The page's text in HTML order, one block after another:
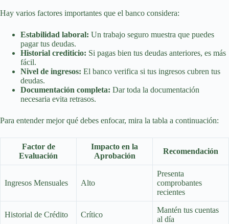
Hay varios factores importantes que el banco considera:
Estabilidad laboral: Un trabajo seguro muestra que puedes
pagar tus deudas.
Historial crediticio: Si pagas bien tus deudas anteriores, es más
fácil.
Nivel de ingresos: El banco verifica si tus ingresos cubren tus
deudas.
Documentación completa: Dar toda la documentación
necesaria evita retrasos.
Para entender mejor qué debes enfocar, mira la tabla a continuación:
Factor de
Evaluación
Impacto en la
Aprobación
Recomendación
Ingresos Mensuales Alto
Presenta
comprobantes
recientes
Historial de Crédito Crítico
Mantén tus cuentas
al día